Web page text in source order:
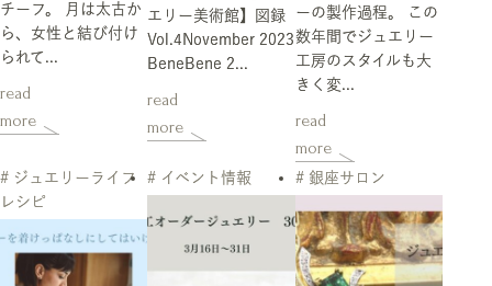
チーフ。 月は太古か
ら、女性と結び付け
られて...
read
more
エリー美術館】図録
Vol.4November 2023
BeneBene 2...
read
more
ーの製作過程。 この
数年間でジュエリー
工房のスタイルも大
きく変...
read
more
# ジュエリーライフ
レシピ
# イベント情報 # 銀座サロン